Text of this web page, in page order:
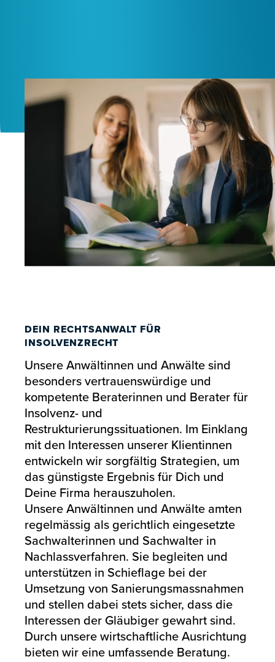
DEIN RECHTSANWALT FÜR
INSOLVENZRECHT
Unsere Anwältinnen und Anwälte sind
besonders vertrauenswürdige und
kompetente Beraterinnen und Berater für
Insolvenz- und
Restrukturierungssituationen. Im Einklang
mit den Interessen unserer Klientinnen
entwickeln wir sorgfältig Strategien, um
das günstigste Ergebnis für Dich und
Deine Firma herauszuholen.
Unsere Anwältinnen und Anwälte amten
regelmässig als gerichtlich eingesetzte
Sachwalterinnen und Sachwalter in
Nachlassverfahren. Sie begleiten und
unterstützen in Schieflage bei der
Umsetzung von Sanierungsmassnahmen
und stellen dabei stets sicher, dass die
Interessen der Gläubiger gewahrt sind.
Durch unsere wirtschaftliche Ausrichtung
bieten wir eine umfassende Beratung.